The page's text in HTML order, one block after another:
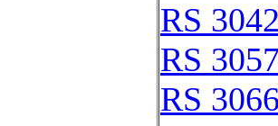
RS
RS
RS